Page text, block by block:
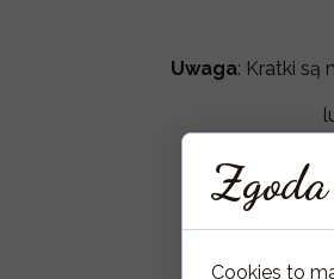
Uwaga: Kratki są
Cookies to